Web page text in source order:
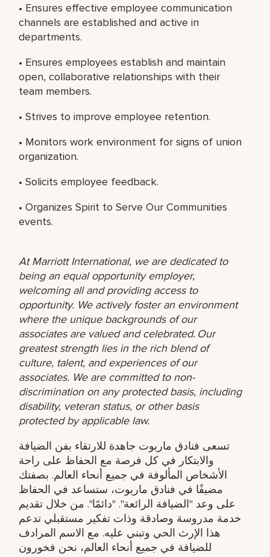
• Ensures effective employee communication
channels are established and active in
departments.
• Ensures employees establish and maintain
open, collaborative relationships with their
team members.
• Strives to improve employee retention.
• Monitors work environment for signs of union
organization.
• Solicits employee feedback.
• Organizes Spirit to Serve Our Communities
events.
At Marriott International, we are dedicated to
being an equal opportunity employer,
welcoming all and providing access to
opportunity. We actively foster an environment
where the unique backgrounds of our
associates are valued and celebrated. Our
greatest strength lies in the rich blend of
culture, talent, and experiences of our
associates. We are committed to non-
discrimination on any protected basis, including
disability, veteran status, or other basis
protected by applicable law.
تسعى فنادق ماريوت جاهدة للارتقاء بفن الضيافة
والابتكار في كل فرصة مع الحفاظ على راحة
الأشخاص المألوفة في جميع أنحاء العالم. بصفتك
مضيفًا في فنادق ماريوت، ستساعد في الحفاظ
على وعد "الضيافة الرائعة". "دائمًا". من خلال تقديم
خدمة مدروسة وصادقة وذات تفكير مستقبلي تدعم
هذا الإرث الحي وتبني عليه. مع الاسم المرادف
للضيافة في جميع أنحاء العالم، نحن فخورون